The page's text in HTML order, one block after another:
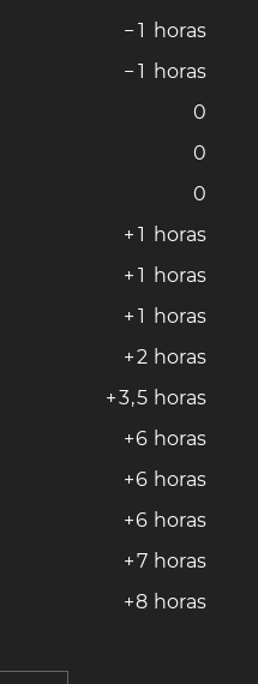
− 1 horas
− 1 horas
0
0
0
+ 1 horas
+ 1 horas
+ 1 horas
+2 horas
+3,5 horas
+6 horas
+6 horas
+6 horas
+7 horas
+8 horas